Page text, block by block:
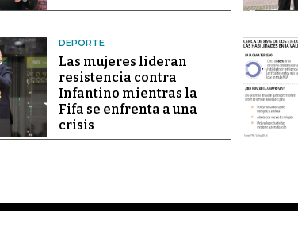
DEPORTE
Las mujeres lideran
resistencia contra
Infantino mientras la
Fifa se enfrenta a una
crisis